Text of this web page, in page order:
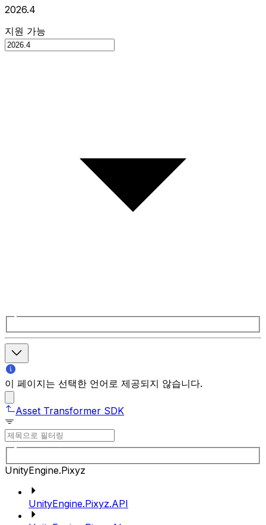
2026.4
지원 가능
이 페이지는 선택한 언어로 제공되지 않습니다.
Asset Transformer SDK
UnityEngine.Pixyz
UnityEngine.Pixyz.API